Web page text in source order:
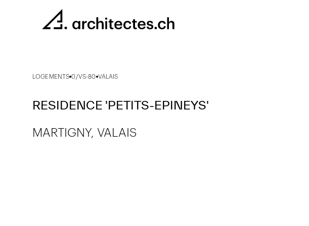
LOGEMENTS 0/VS-80 VALAIS
RESIDENCE 'PETITS-EPINEYS'
MARTIGNY, VALAIS